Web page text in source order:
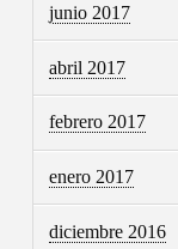
junio 2017
abril 2017
febrero 2017
enero 2017
diciembre 2016